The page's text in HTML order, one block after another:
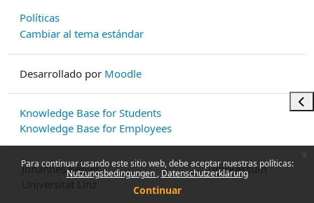
Para continuar usando este sitio web, debe aceptar nuestras políticas:
Nutzungsbedingungen Datenschutzerklärung
Continuar
Políticas
Cambiar al tema estándar
Desarrollado por Moodle
Knowledge Base for Students
Knowledge Base for Employees
Johannes Kepler
Impressum